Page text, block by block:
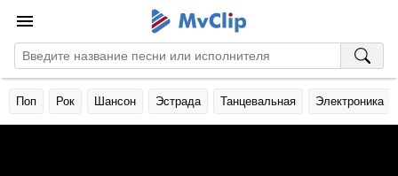
Поп Рок Шансон Эстрада Танцевальная Электроника